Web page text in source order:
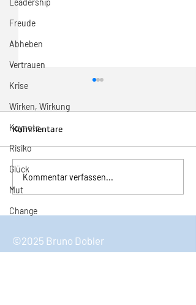
Leadership
Freude
Abheben
Vertrauen
Krise
Wirken, Wirkung
Keynote
Risiko
Glück
Mut
Change
Inspiration zur Woche
11/2024
Kommentare
Kommentar verfassen...
©2025 Bruno Dobler